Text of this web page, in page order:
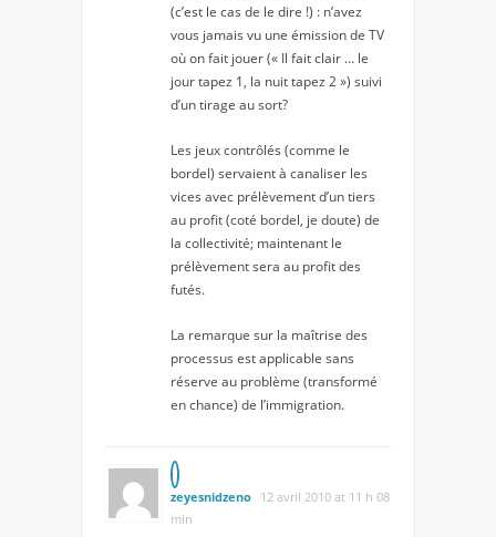
(c’est le cas de le dire !) : n’avez
vous jamais vu une émission de TV
où on fait jouer (« Il fait clair … le
jour tapez 1, la nuit tapez 2 ») suivi
d’un tirage au sort?
Les jeux contrôlés (comme le
bordel) servaient à canaliser les
vices avec prélèvement d’un tiers
au profit (coté bordel, je doute) de
la collectivité; maintenant le
prélèvement sera au profit des
futés.
La remarque sur la maîtrise des
processus est applicable sans
réserve au problème (transformé
en chance) de l’immigration.
zeyesnidzeno 12 avril 2010 at 11 h 08
min